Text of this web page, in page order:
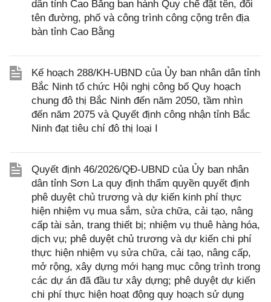
dân tỉnh Cao Bằng ban hành Quy chế đặt tên, đổi
tên đường, phố và công trình công cộng trên địa
bàn tỉnh Cao Bằng
Kế hoạch 288/KH-UBND của Ủy ban nhân dân tỉnh
Bắc Ninh tổ chức Hội nghị công bố Quy hoạch
chung đô thị Bắc Ninh đến năm 2050, tầm nhìn
đến năm 2075 và Quyết định công nhận tỉnh Bắc
Ninh đạt tiêu chí đô thị loại I
Quyết định 46/2026/QĐ-UBND của Ủy ban nhân
dân tỉnh Sơn La quy định thẩm quyền quyết định
phê duyệt chủ trương và dự kiến kinh phí thực
hiện nhiệm vụ mua sắm, sửa chữa, cải tạo, nâng
cấp tài sản, trang thiết bị; nhiệm vụ thuê hàng hóa,
dịch vụ; phê duyệt chủ trương và dự kiến chi phí
thực hiện nhiệm vụ sửa chữa, cải tạo, nâng cấp,
mở rộng, xây dựng mới hạng mục công trình trong
các dự án đã đầu tư xây dựng; phê duyệt dự kiến
chi phí thực hiện hoạt động quy hoạch sử dụng